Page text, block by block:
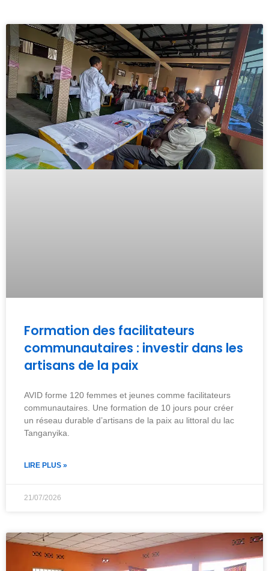
Formation des facilitateurs
communautaires : investir dans les
artisans de la paix
AVID forme 120 femmes et jeunes comme facilitateurs
communautaires. Une formation de 10 jours pour créer
un réseau durable d’artisans de la paix au littoral du lac
Tanganyika.
LIRE PLUS »
21/07/2026